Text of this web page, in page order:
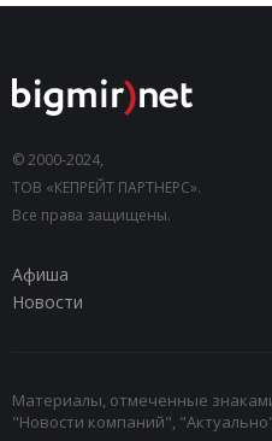
© 2000-2024,
ТОВ «КЕПРЕЙТ ПАРТНЕРС».
Все права защищены.
Афиша
Новости
Материалы, отмеченные
"Новости компаний",